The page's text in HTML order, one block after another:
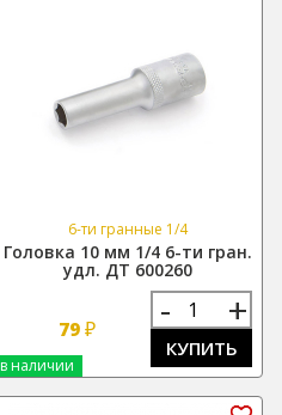
6-ти гранные 1/4
Головка 10 мм 1/4 6-ти гран.
удл. ДТ 600260
79 ₽ - +
КУПИТЬ
в наличии